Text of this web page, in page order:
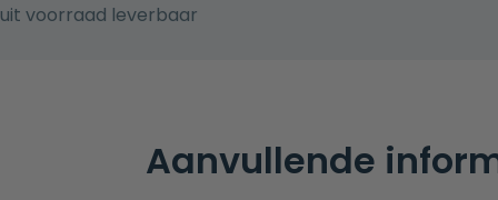
uit voorraad leverbaar
Aanvullende